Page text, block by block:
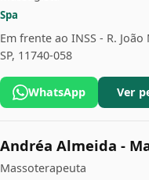
Spa
Em frente ao INSS - R.
SP, 11740-058
WhatsApp Ver
Andréa Almeida -
Massoterapeuta